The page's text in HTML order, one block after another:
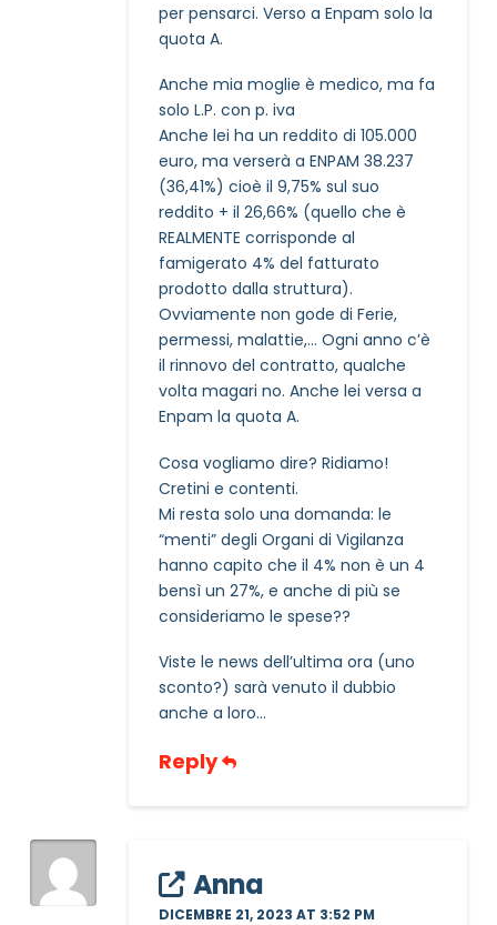
per pensarci. Verso a Enpam solo la
quota A.
Anche mia moglie è medico, ma fa
solo L.P. con p. iva
Anche lei ha un reddito di 105.000
euro, ma verserà a ENPAM 38.237
(36,41%) cioè il 9,75% sul suo
reddito + il 26,66% (quello che è
REALMENTE corrisponde al
famigerato 4% del fatturato
prodotto dalla struttura).
Ovviamente non gode di Ferie,
permessi, malattie,… Ogni anno c’è
il rinnovo del contratto, qualche
volta magari no. Anche lei versa a
Enpam la quota A.
Cosa vogliamo dire? Ridiamo!
Cretini e contenti.
Mi resta solo una domanda: le
“menti” degli Organi di Vigilanza
hanno capito che il 4% non è un 4
bensì un 27%, e anche di più se
consideriamo le spese??
Viste le news dell’ultima ora (uno
sconto?) sarà venuto il dubbio
anche a loro…
Reply
Anna
DICEMBRE 21, 2023 AT 3:52 PM